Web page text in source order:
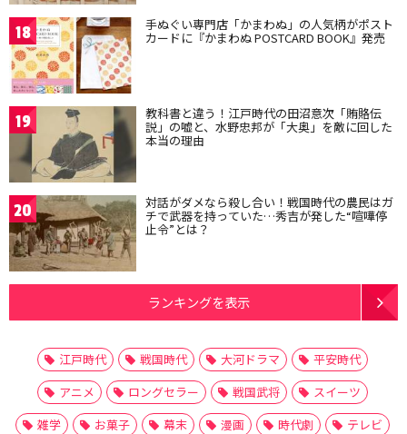
18 手ぬぐい専門店「かまわぬ」の人気柄がポスト
カードに『かまわぬ POSTCARD BOOK』発売
19 教科書と違う！江戸時代の田沼意次「賄賂伝
説」の嘘と、水野忠邦が「大奥」を敵に回した
本当の理由
20 対話がダメなら殺し合い！戦国時代の農民はガ
チで武器を持っていた…秀吉が発した“喧嘩停
止令”とは？
ランキングを表示
江戸時代 戦国時代 大河ドラマ
平安時代
アニメ
ロングセラー 戦国武将
スイーツ
雑学
お菓子 幕末 漫画 時代劇
テレビ